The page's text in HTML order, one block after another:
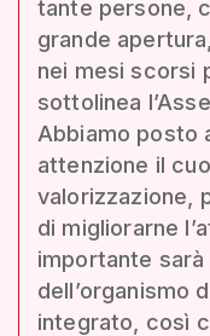
tante persone,
grande
nei mesi scorsi
sottolinea
Abbiamo posto
attenzione il
valorizzazione,
di migliorarne
importante
dell’organismo
integrato, così